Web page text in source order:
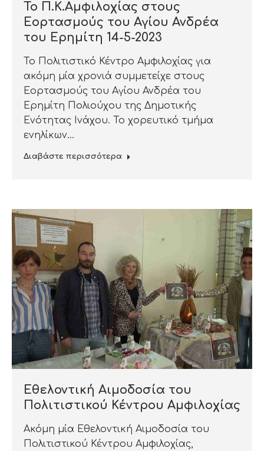
Το Π.Κ.Αμφιλοχίας στους
Εορτασμούς του Αγίου Ανδρέα
του Ερημίτη 14-5-2023
Το Πολιτιστικό Κέντρο Αμφιλοχίας για
ακόμη μία χρονιά συμμετείχε στους
Εορτασμούς του Αγίου Ανδρέα του
Ερημίτη Πολιούχου της Δημοτικής
Ενότητας Ινάχου. Το χορευτικό τμήμα
ενηλίκων…
Διαβάστε περισσότερα
Εθελοντική Αιμοδοσία του
Πολιτιστικού Κέντρου Αμφιλοχίας
Ακόμη μία Εθελοντική Αιμοδοσία του
Πολιτιστικού Κέντρου Αμφιλοχίας,